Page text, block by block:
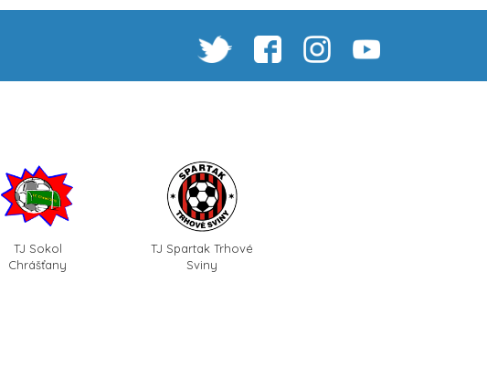
TJ Sokol
Chrášťany
TJ Spartak Trhové
Sviny